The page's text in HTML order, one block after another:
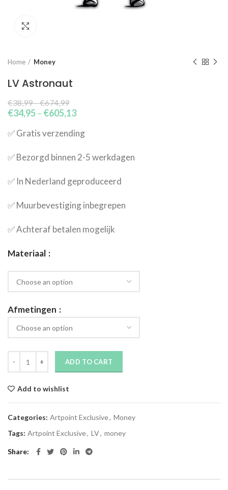
Home Money
LV Astronaut
€38,99–€674,99
€34,95– €605,13
✅​ Gratis verzending
✅​ Bezorgd binnen 2-5 werkdagen
✅​ In Nederland geproduceerd
✅​ Muurbevestiging inbegrepen
✅​ Achteraf betalen mogelijk
Materiaal
Afmetingen
ADD TO CART
Add to wishlist
Categories: Artpoint Exclusive, Money
Tags: Artpoint Exclusive, LV, money
Share